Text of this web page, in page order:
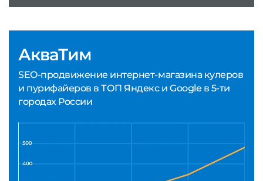
АкваТим
SEO-продвижение интернет-магазина кулеров
и пурифайеров в ТОП Яндекс и Google в 5-ти
городах России